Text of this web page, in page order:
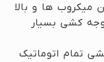
ها و بالا
کشی بسیار
تمام اتوماتیک